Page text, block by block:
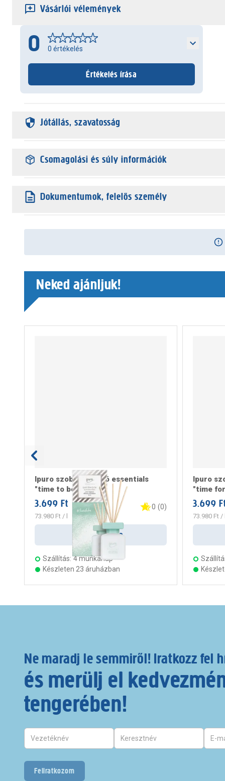
Vásárlói vélemények
0 0 értékelés
Értékelés írása
Jótállás, szavatosság
Csomagolási és súly információk
Dokumentumok, felelős személy
Neked ajánljuk!
Ipuro szobaillatosító essentials
"time to be" 50ml
3.699 Ft / darab
73.980 Ft / l
0 (0)
Kosárba
Szállítás: 4 munkanap
Készleten 23 áruházban
Ipuro
"time
3.699
73.980 Ft/
Ne maradj le semmiről! Iratkozz fel
és merülj el
tengerében!
Feliratkozom